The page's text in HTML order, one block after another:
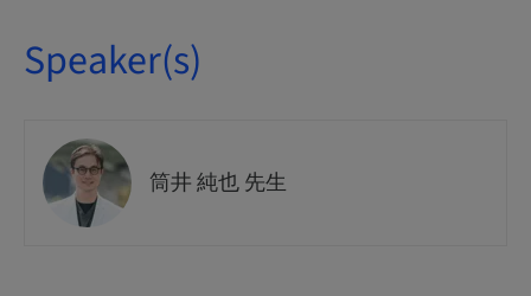
Speaker(s)
筒井 純也 先生